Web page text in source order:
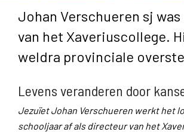
Johan Verschueren sj
van het Xaveriuscollege.
weldra provinciale
Levens veranderen door
Jezuïet Johan Verschueren werkt het
schooljaar af als directeur van het